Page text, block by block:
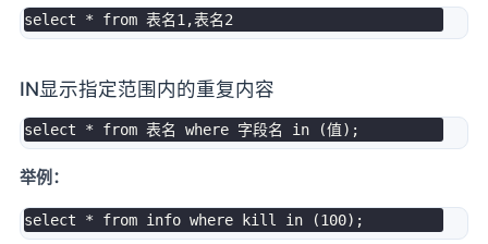
select * from 表名1,表名2
IN显示指定范围内的重复内容
select * from 表名 where 字段名 in (值) ;
举例：
select * from info where kill in (100) ;